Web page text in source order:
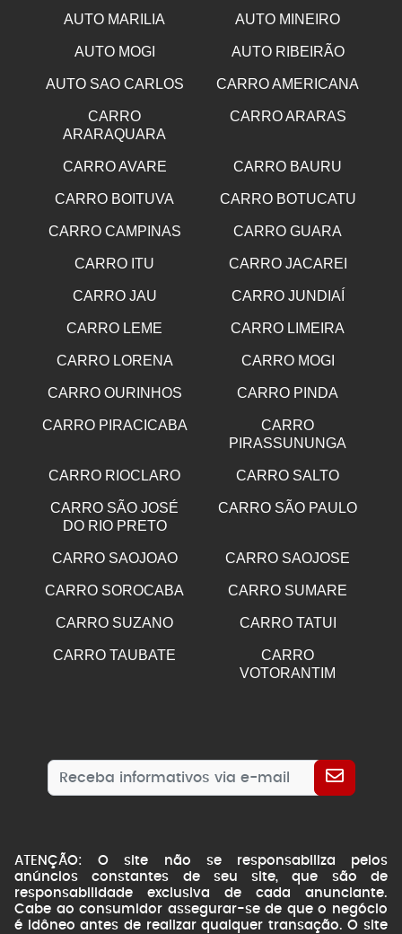
AUTO MARILIA AUTO MINEIRO
AUTO MOGI AUTO RIBEIRÃO
AUTO SAO CARLOS CARRO AMERICANA
CARRO
ARARAQUARA
CARRO ARARAS
CARRO AVARE CARRO BAURU
CARRO BOITUVA CARRO BOTUCATU
CARRO CAMPINAS CARRO GUARA
CARRO ITU CARRO JACAREI
CARRO JAU CARRO JUNDIAÍ
CARRO LEME CARRO LIMEIRA
CARRO LORENA CARRO MOGI
CARRO OURINHOS CARRO PINDA
CARRO PIRACICABA
CARRO
PIRASSUNUNGA
CARRO RIOCLARO CARRO SALTO
CARRO SÃO JOSÉ
DO RIO PRETO
CARRO SÃO PAULO
CARRO SAOJOAO CARRO SAOJOSE
CARRO SOROCABA CARRO SUMARE
CARRO SUZANO CARRO TATUI
CARRO TAUBATE
CARRO
VOTORANTIM
ATENÇÃO: O site não se responsabiliza pelos
anúncios constantes de seu site, que são de
responsabilidade exclusiva de cada anunciante.
Cabe ao consumidor assegurar-se de que o negócio
é idôneo antes de realizar qualquer transação. O site